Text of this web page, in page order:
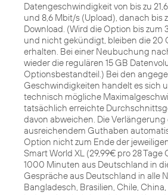
Datengeschwindigkeit von bis zu
und 8,6 Mbit/s (Upload), danach bis
Download. (Wird die Option bis zum
und nicht gekündigt, bleiben die 20
erhalten. Bei einer Neubuchung
wieder die regulären 15 GB
Optionsbestandteil.) Bei den
Geschwindigkeiten handelt es sich
technisch mögliche
tatsächlich erreichte
davon abweichen. Die Verlängerung
ausreichendem Guthaben
Option nicht zum Ende der
Smart World XL (29,99€ pro 28 Tage
1000 Minuten aus Deutschland in
Gespräche aus Deutschland in alle
Bangladesch, Brasilien, Chile,